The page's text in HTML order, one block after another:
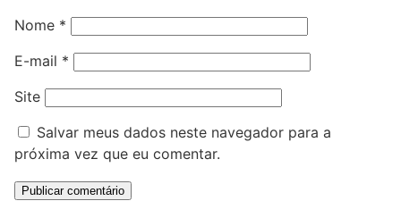
Nome *
E-mail *
Site
Salvar meus dados neste navegador para a
próxima vez que eu comentar.